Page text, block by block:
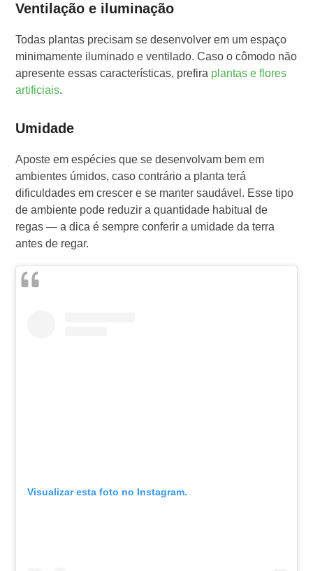
Ventilação e iluminação
Todas plantas precisam se desenvolver em um espaço
minimamente iluminado e ventilado. Caso o cômodo não
apresente essas características, prefira plantas e flores
artificiais.
Umidade
Aposte em espécies que se desenvolvam bem em
ambientes úmidos, caso contrário a planta terá
dificuldades em crescer e se manter saudável. Esse tipo
de ambiente pode reduzir a quantidade habitual de
regas — a dica é sempre conferir a umidade da terra
antes de regar.
Visualizar esta foto no Instagram.